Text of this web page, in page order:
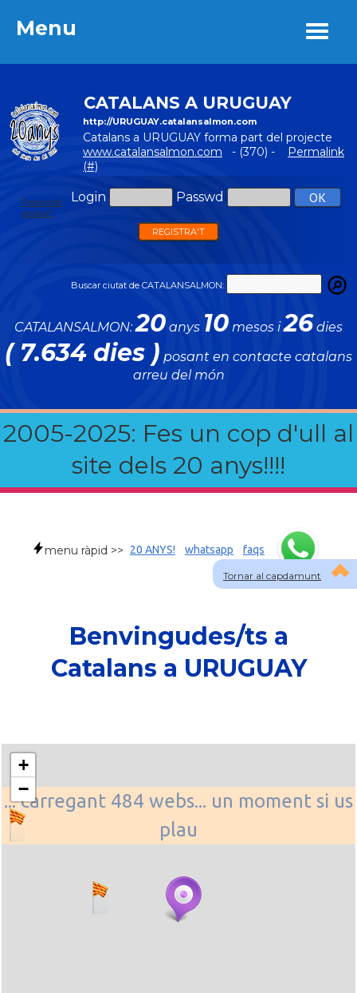
Menu
CATALANS A URUGUAY
http://URUGUAY.catalansalmon.com
Catalans a URUGUAY forma part del projecte
www.catalansalmon.com - (370) -
Permalink
(#)
Login Passwd
Password
perdut?
REGISTRA'T
Buscar ciutat de CATALANSALMON:
CATALANSALMON:20 anys 10 mesos i26 dies
( 7.634 dies ) posant en contacte catalans
arreu del món
2005-2025: Fes un cop d'ull al
site dels 20 anys!!!!
Menu
Tornar al capdamunt
menu ràpid >> 20 ANYS! whatsapp faqs
Benvingudes/ts a
Catalans a URUGUAY
... carregant 484 webs... un moment si us
plau
+
−